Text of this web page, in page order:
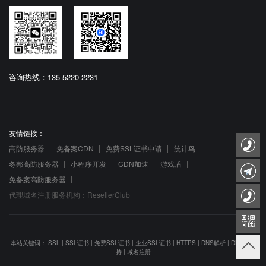
咨询热线：135-5220-2231
友情链接：
高防服务器
免备案CDN 免费SSL证书申请
统计鸟
冬邦高防服务器
小程序开发 CDN加速
游戏盾
免备案高防服务器
代理域名注册服务机构：ResellerClub
本站关键词： SSL | SSL证书 | 免费SSL证书 | 企业SSL证书 | HTTPS | DNS解析 | DNS防劫
持| 域名注册